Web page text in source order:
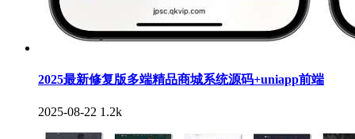
2025最新修复版多端精品商城系统源码+uniapp前端
2025-08-22 1.2k